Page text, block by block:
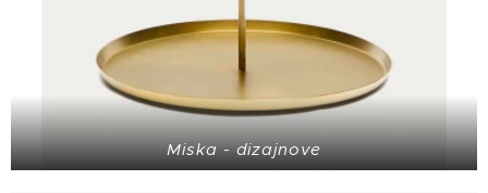
Miska - dizajnove